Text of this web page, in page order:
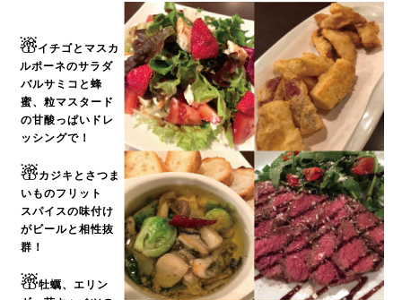
☃イチゴとマスカ
ルポーネのサラダ
バルサミコと蜂
蜜、粒マスタード
の甘酸っぱいドレ
ッシングで！
☃カジキとさつま
いものフリット
スパイスの味付け
がビールと相性抜
群！
☃牡蠣、エリン